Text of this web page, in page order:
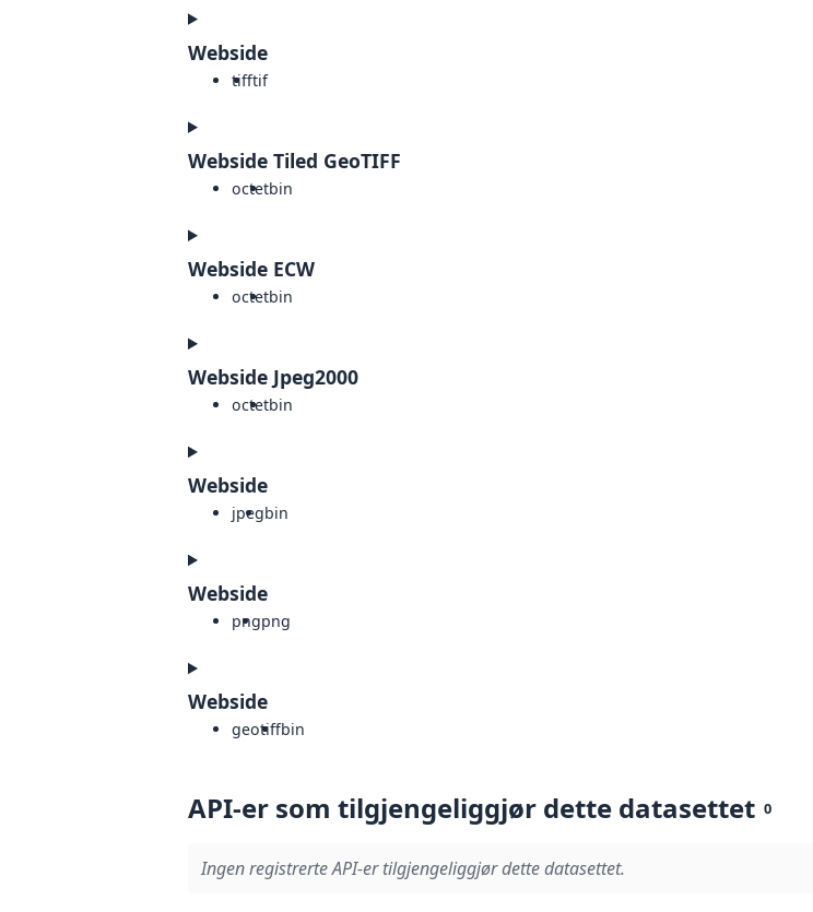
Webside
tifftif
Webside Tiled GeoTIFF
octetbin
Webside ECW
octetbin
Webside Jpeg2000
octetbin
Webside
jpegbin
Webside
pngpng
Webside
geotiffbin
API-er som tilgjengeliggjør dette datasettet 0
Ingen registrerte API-er tilgjengeliggjør dette datasettet.